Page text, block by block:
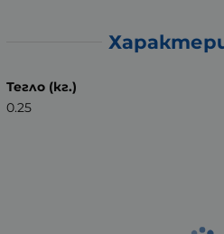
Тегло (кг.)
0.25